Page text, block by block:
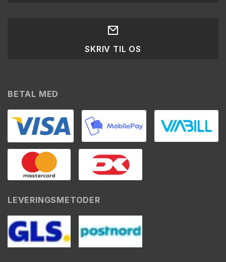
SKRIV TIL OS
BETAL MED
LEVERINGSMETODER